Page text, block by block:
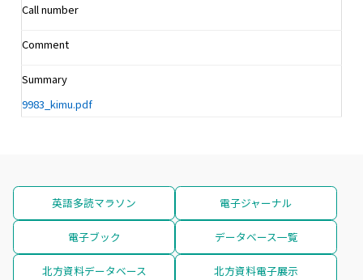
Call number
Comment
Summary
9983_kimu.pdf
英語多読マラソン 電子ジャーナル
電子ブック データベース一覧
北方資料データベース 北方資料電子展示